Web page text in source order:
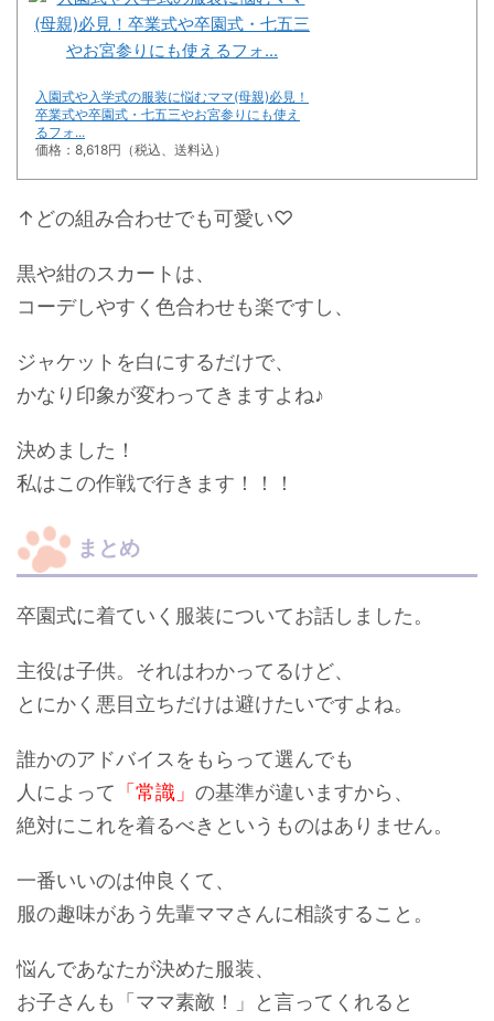
入園式や入学式の服装に悩むママ(母親)必見！
卒業式や卒園式・七五三やお宮参りにも使え
るフォ...
価格：8,618円（税込、送料込）
↑どの組み合わせでも可愛い♡
黒や紺のスカートは、
コーデしやすく色合わせも楽ですし、
ジャケットを白にするだけで、
かなり印象が変わってきますよね♪
決めました！
私はこの作戦で行きます！！！
まとめ
卒園式に着ていく服装についてお話しました。
主役は子供。それはわかってるけど、
とにかく悪目立ちだけは避けたいですよね。
誰かのアドバイスをもらって選んでも
人によって 「常識」 の基準が違いますから、
絶対にこれを着るべきというものはありません。
一番いいのは仲良くて、
服の趣味があう先輩ママさんに相談すること。
悩んであなたが決めた服装、
お子さんも
「ママ素敵！」
と言ってくれると